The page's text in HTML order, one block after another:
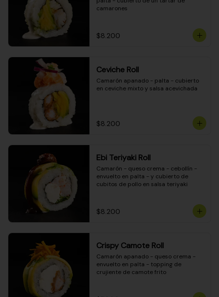
camarones
$8.200
Ceviche Roll
Camarón apanado - palta - cubierto
en ceviche mixto y salsa acevichada
$8.200
Ebi Teriyaki Roll
Camarón - queso crema - cebollín -
envuelto en palta - y cubierto de
cubitos de pollo en salsa teriyaki
$8.200
Crispy Camote Roll
Camarón apanado - queso crema -
envuelto en palta - topping de
crujiente de camote frito